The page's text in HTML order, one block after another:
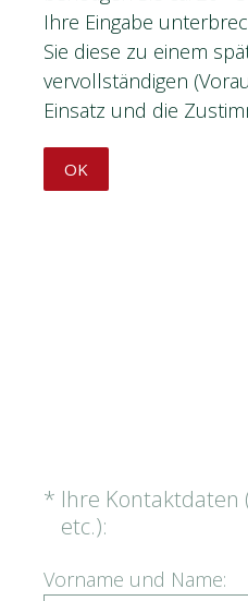
Ihre Eingabe
Sie diese zu einem
vervollständigen
Einsatz und die
OK
* Ihre Kontaktdaten
etc.):
(Erforderlich.)
Vorname und Name: